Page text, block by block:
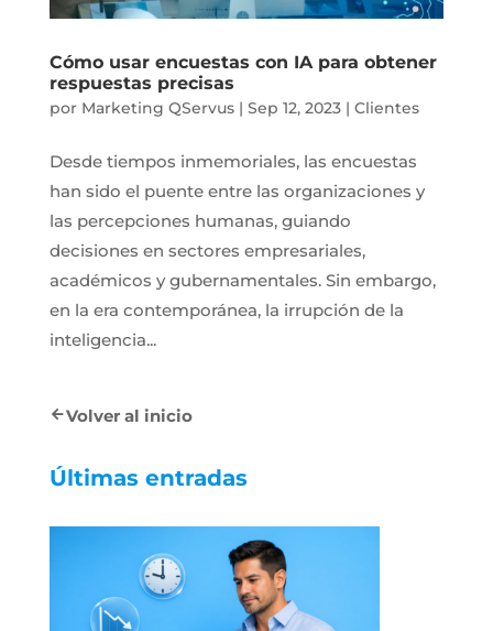
Cómo usar encuestas con IA para obtener
respuestas precisas
por Marketing QServus| Sep 12, 2023| Clientes
Desde tiempos inmemoriales, las encuestas
han sido el puente entre las organizaciones y
las percepciones humanas, guiando
decisiones en sectores empresariales,
académicos y gubernamentales. Sin embargo,
en la era contemporánea, la irrupción de la
inteligencia...
Volver al inicio
Últimas entradas